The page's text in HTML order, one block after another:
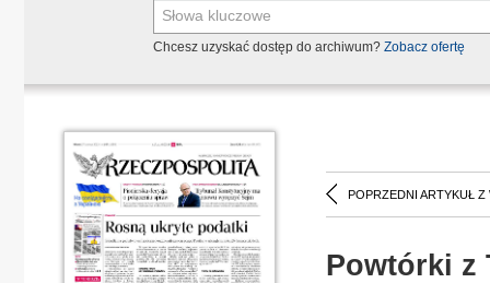
Chcesz uzyskać dostęp do archiwum? Zobacz ofertę
POPRZEDNI ARTYKUŁ Z
Powtórki z